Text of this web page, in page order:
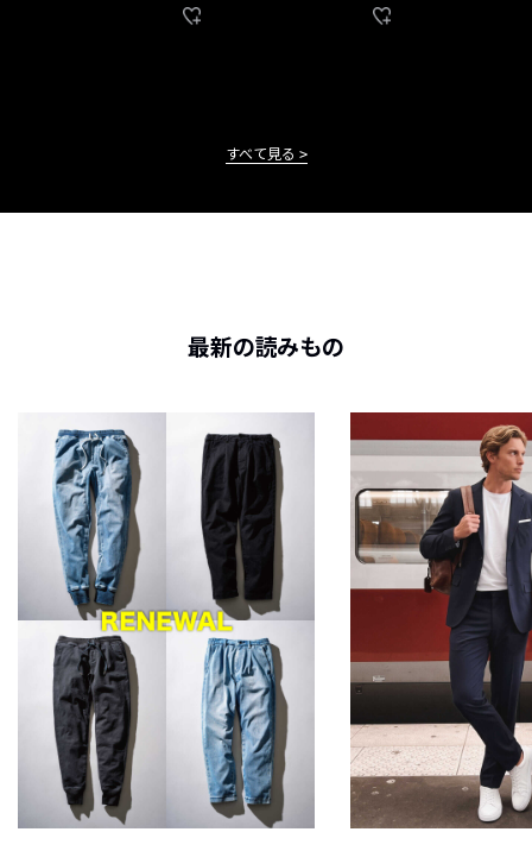
すべて見る
最新の読みもの